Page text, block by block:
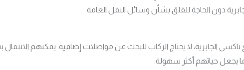
دون الحاجة للقلق بشأن وسائل النقل العامة.
الجابرية، لا يحتاج الركاب للبحث عن مواصلات إضافية. يمكنهم الانتقال
يجعل حياتهم أكثر سهولة.